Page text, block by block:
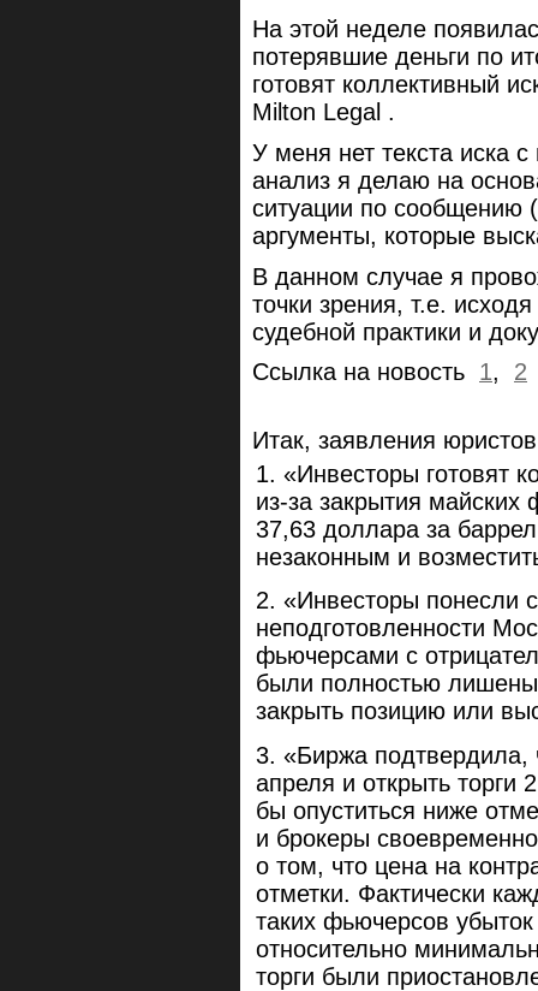
На этой неделе
потерявшие деньги по
готовят коллективный
Milton Legal .
У меня нет текста иска
анализ я делаю на
ситуации по сообщению
аргументы, которые
В данном случае я
точки зрения, т.е.
судебной практики и
Ссылка на новость 1, 2
Итак, заявления
«Инвесторы готовят
из-за закрытия
37,63 доллара за
незаконным и
«Инвесторы понесли
неподготовленности
фьючерсами с
были полностью лишены
закрыть позицию или
«Биржа подтвердила,
апреля и открыть торги
бы опуститься ниже
и брокеры
о том, что цена на
отметки. Фактически
таких фьючерсов
относительно
торги были